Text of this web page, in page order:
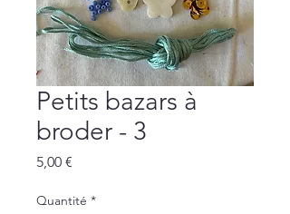
Petits bazars à
broder - 3
5,00 €
Quantité *